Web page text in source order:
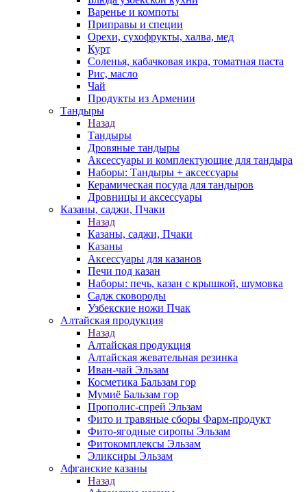
Варенье и компоты
Приправы и специи
Орехи, сухофрукты, халва, мед
Курт
Соленья, кабачковая икра, томатная паста
Рис, масло
Чай
Продукты из Армении
Тандыры
Назад
Тандыры
Дровяные тандыры
Аксессуары и комплектующие для тандыра
Наборы: Тандыры + аксессуары
Керамическая посуда для тандыров
Дровницы и аксессуары
Казаны, саджи, Пчаки
Назад
Казаны, саджи, Пчаки
Казаны
Аксессуары для казанов
Печи под казан
Наборы: печь, казан с крышкой, шумовка
Садж сковороды
Узбекские ножи Пчак
Алтайская продукция
Назад
Алтайская продукция
Алтайская жевательная резинка
Иван-чай Эльзам
Косметика Бальзам гор
Мумиё Бальзам гор
Прополис-спрей Эльзам
Фито и травяные сборы Фарм-продукт
Фито-ягодные сиропы Эльзам
Фитокомплексы Эльзам
Эликсиры Эльзам
Афганские казаны
Назад